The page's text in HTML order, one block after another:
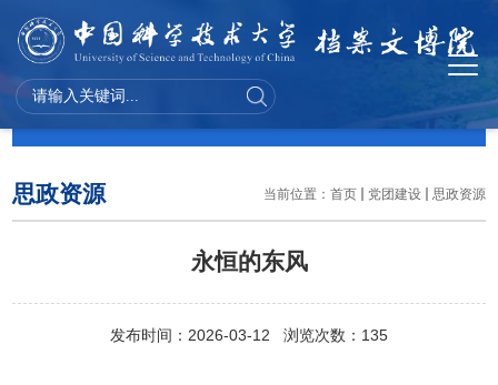
党团建设
思政资源 当前位置： 首页 党团建设 思政资源
永恒的东风
发布时间：2026-03-12 浏览次数： 135